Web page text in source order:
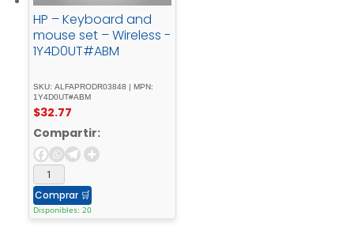
HP – Keyboard and
mouse set – Wireless -
1Y4D0UT#ABM
SKU: ALFAPRODR03848 | MPN:
1Y4D0UT#ABM
$32.77
Compartir:
Comprar 🛒
Disponibles: 20